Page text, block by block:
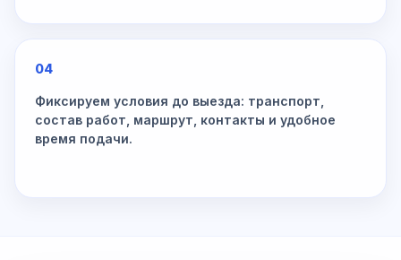
04
Фиксируем условия до выезда: транспорт,
состав работ, маршрут, контакты и удобное
время подачи.